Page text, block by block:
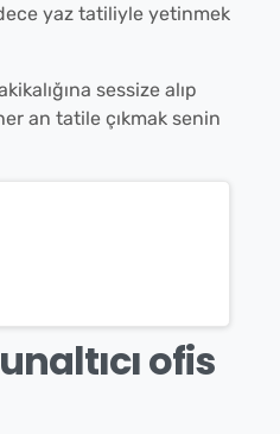
yaz tatiliyle yetinmek
sessize alıp
an tatile çıkmak senin
ofis